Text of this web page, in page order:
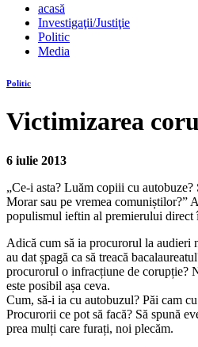
acasă
Investigaţii/Justiţie
Politic
Media
Politic
Victimizarea
6 iulie 2013
„Ce-i asta? Luăm copiii cu
Morar sau pe vremea comuniștilor?”
populismul ieftin al premierului
Adică cum să ia procurorul la audieri
au dat șpagă ca să treacă
procurorul o infracțiune de corupție?
este posibil așa ceva.
Cum, să-i ia cu autobuzul? Păi cam
Procurorii ce pot să facă? Să spună
prea mulți care furați, noi plecăm.